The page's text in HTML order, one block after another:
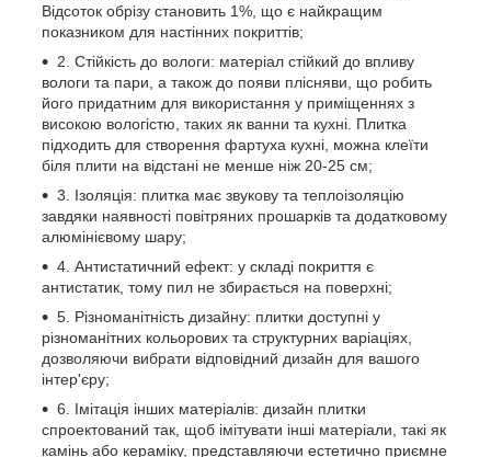
Відсоток обрізу становить 1%, що є найкращим
показником для настінних покриттів;
2. Стійкість до вологи: матеріал стійкий до впливу
вологи та пари, а також до появи плісняви, що робить
його придатним для використання у приміщеннях з
високою вологістю, таких як ванни та кухні. Плитка
підходить для створення фартуха кухні, можна клеїти
біля плити на відстані не менше ніж 20-25 см;
3. Ізоляція: плитка має звукову та теплоізоляцію
завдяки наявності повітряних прошарків та додатковому
алюмінієвому шару;
4. Антистатичний ефект: у складі покриття є
антистатик, тому пил не збирається на поверхні;
5. Різноманітність дизайну: плитки доступні у
різноманітних кольорових та структурних варіаціях,
дозволяючи вибрати відповідний дизайн для вашого
інтер'єру;
6. Імітація інших матеріалів: дизайн плитки
спроектований так, щоб імітувати інші матеріали, такі як
камінь або кераміку, представляючи естетично приємне